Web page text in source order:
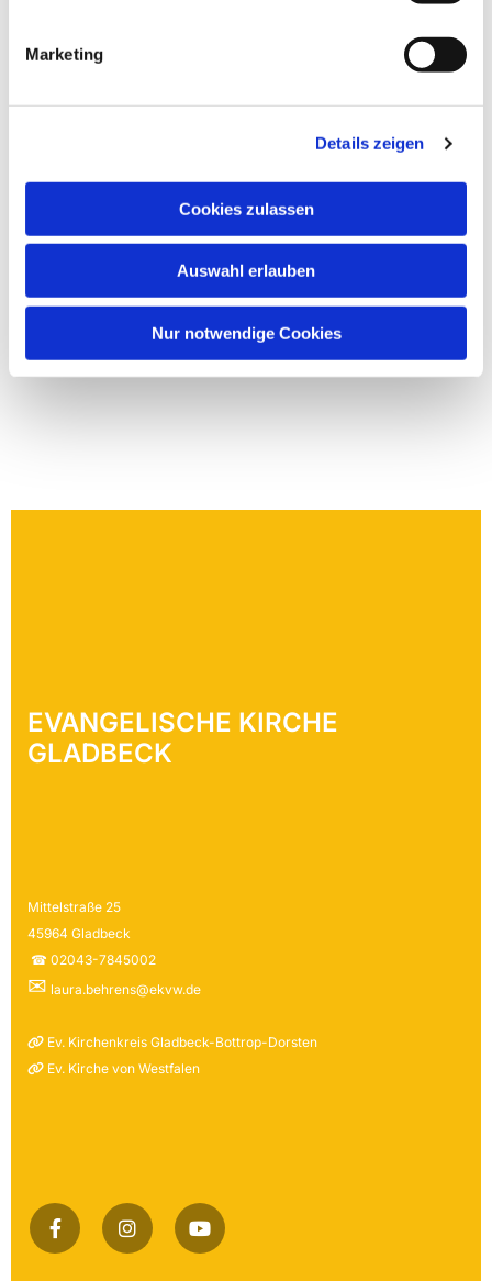
Marketing
Details zeigen
Cookies zulassen
Auswahl erlauben
Nur notwendige Cookies
EVANGELISCHE KIRCHE
GLADBECK
Mittelstraße 25
45964 Gladbeck
☎ 02043-7845002
✉ laura.behrens@ekvw.de
 Ev. Kirchenkreis Gladbeck-Bottrop-Dorsten
 Ev. Kirche von Westfalen